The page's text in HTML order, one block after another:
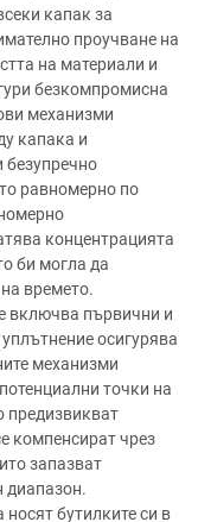
капак за
проучване на
на материали и
безкомпромисна
механизми
капака и
безупречно
равномерно по
концентрацията
би могла да
времето.
включва първични и
осигурява
механизми
точки на
предизвикват
компенсират чрез
запазват
диапазон.
бутилките си в